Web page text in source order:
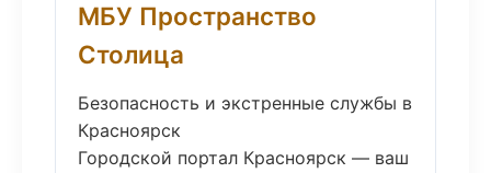
МБУ Пространство
Столица
Безопасность и экстренные службы в
Красноярск
Городской портал Красноярск — ваш